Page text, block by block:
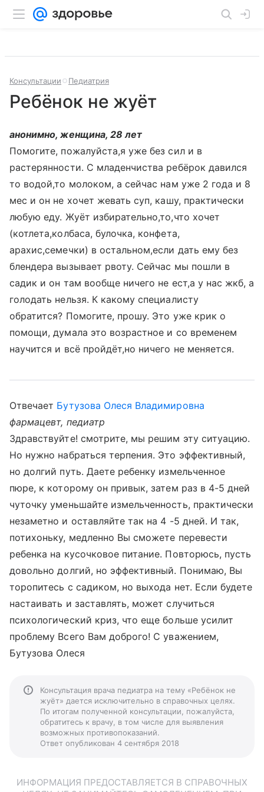
Консультации Педиатрия
Ребёнок не жуёт
анонимно, женщина, 28 лет
Помогите, пожалуйста,я уже без сил и в
растерянности. С младенчиства ребёрок давился
то водой,то молоком, а сейчас нам уже 2 года и 8
мес и он не хочет жевать суп, кашу, практически
любую еду. Жуёт избирательно,то,что хочет
(котлета,колбаса, булочка, конфета,
арахис,семечки) в остальном,если дать ему без
блендера вызывает рвоту. Сейчас мы пошли в
садик и он там вообще ничего не ест,а у нас жкб, а
голодать нельзя. К какому специалисту
обратится? Помогите, прошу. Это уже крик о
помощи, думала это возрастное и со временем
научится и всё пройдёт,но ничего не меняется.
Отвечает Бутузова Олеся Владимировна
фармацевт, педиатр
Здравствуйте! смотрите, мы решим эту ситуацию.
Но нужно набраться терпения. Это эффективный,
но долгий путь. Даете ребенку измельченное
пюре, к которому он привык, затем раз в 4-5 дней
чуточку уменьшайте измельченность, практически
незаметно и оставляйте так на 4 -5 дней. И так,
потихоньку, медленно Вы сможете перевести
ребенка на кусочковое питание. Повторюсь, пусть
довольно долгий, но эффективный. Понимаю, Вы
торопитесь с садиком, но выхода нет. Если будете
настаивать и заставлять, может случиться
психологический криз, что еще больше усилит
проблему Всего Вам доброго! С уважением,
Бутузова Олеся
Консультация врача педиатра на тему «Ребёнок не
жуёт» дается исключительно в справочных целях.
По итогам полученной консультации, пожалуйста,
обратитесь к врачу, в том числе для выявления
возможных противопоказаний.
Ответ опубликован 4 сентября 2018
ИНФОРМАЦИЯ ПРЕДОСТАВЛЯЕТСЯ В СПРАВОЧНЫХ